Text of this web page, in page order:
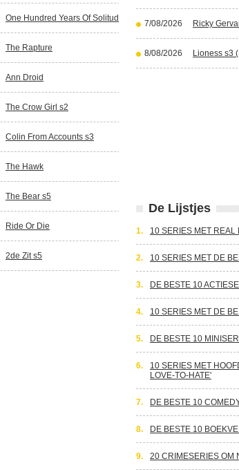
One Hundred Years Of Solitude part 2
The Rapture
Ann Droid
The Crow Girl s2
Colin From Accounts s3
The Hawk
The Bear s5
Ride Or Die
2de Zit s5
7/08/2026 Ricky
8/08/2026 Lioness s3
De Lijstjes
1. 10 SERIES MET REAL
2. 10 SERIES MET DE
3. DE BESTE 10
4. 10 SERIES MET DE
5. DE BESTE 10
6.
10 SERIES MET
LOVE-TO-HATE'
7. DE BESTE 10
8. DE BESTE 10
9. 20 CRIMESERIES OM